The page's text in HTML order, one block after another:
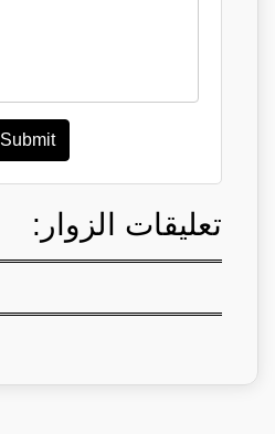
Submit
تعليقات الزوار: